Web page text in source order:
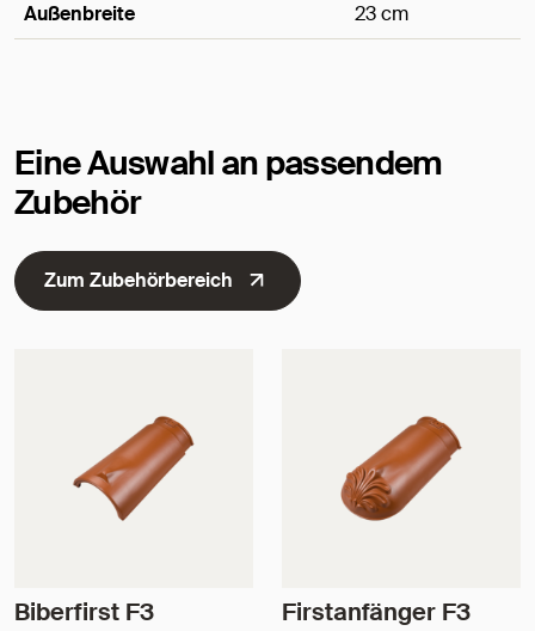
Außenbreite
23 cm
Eine Auswahl an passendem
Zubehör
Zum Zubehörbereich
Biberfirst F3 Firstanfänger F3